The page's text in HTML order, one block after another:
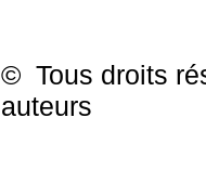
© Tous droits
auteurs